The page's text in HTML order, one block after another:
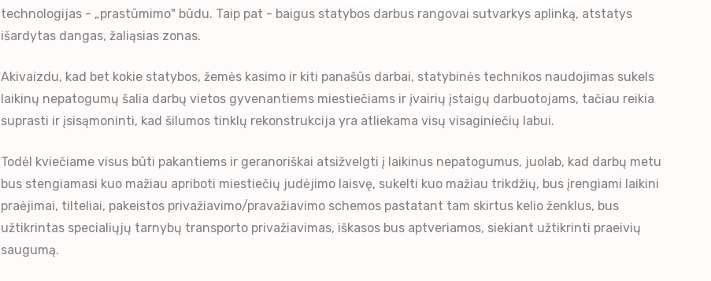
technologijas - „prastūmimo" būdu. Taip pat - baigus statybos darbus rangovai sutvarkys aplinką, atstatys
išardytas dangas, žaliąsias zonas.
Akivaizdu, kad bet kokie statybos, žemės kasimo ir kiti panašūs darbai, statybinės technikos naudojimas sukels
laikinų nepatogumų šalia darbų vietos gyvenantiems miestiečiams ir įvairių įstaigų darbuotojams, tačiau reikia
suprasti ir įsisąmoninti, kad šilumos tinklų rekonstrukcija yra atliekama visų visaginiečių labui.
Todėl kviečiame visus būti pakantiems ir geranoriškai atsižvelgti į laikinus nepatogumus, juolab, kad darbų metu
bus stengiamasi kuo mažiau apriboti miestiečių judėjimo laisvę, sukelti kuo mažiau trikdžių, bus įrengiami laikini
praėjimai, tilteliai, pakeistos privažiavimo/pravažiavimo schemos pastatant tam skirtus kelio ženklus, bus
užtikrintas specialiųjų tarnybų transporto privažiavimas, iškasos bus aptveriamos, siekiant užtikrinti praeivių
saugumą.